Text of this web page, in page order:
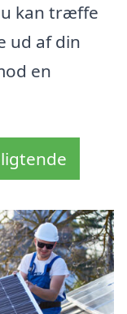
kan træffe
ud af din
en